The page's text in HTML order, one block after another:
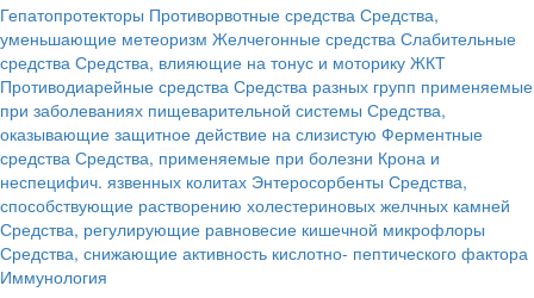
Гепатопротекторы Противорвотные средства Средства,
уменьшающие метеоризм Желчегонные средства Слабительные
средства Средства, влияющие на тонус и моторику ЖКТ
Противодиарейные средства Средства разных групп применяемые
при заболеваниях пищеварительной системы Средства,
оказывающие защитное действие на слизистую Ферментные
средства Средства, применяемые при болезни Крона и
неспецифич. язвенных колитах Энтеросорбенты Средства,
способствующие растворению холестериновых желчных камней
Средства, регулирующие равновесие кишечной микрофлоры
Средства, снижающие активность кислотно- пептического фактора
Иммунология